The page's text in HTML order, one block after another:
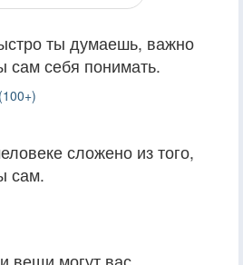
ты думаешь, важно
сам себя понимать.
сложено из того,
сам.